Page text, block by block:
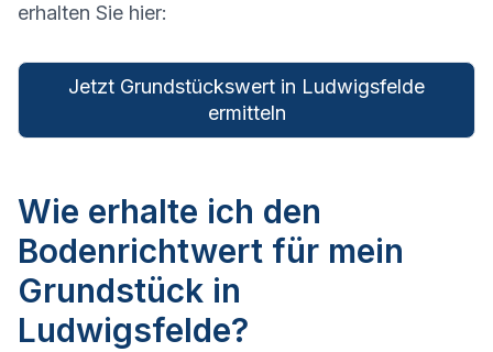
erhalten Sie hier:
Jetzt Grundstückswert in Ludwigsfelde
ermitteln
Wie erhalte ich den
Bodenrichtwert für mein
Grundstück in
Ludwigsfelde?